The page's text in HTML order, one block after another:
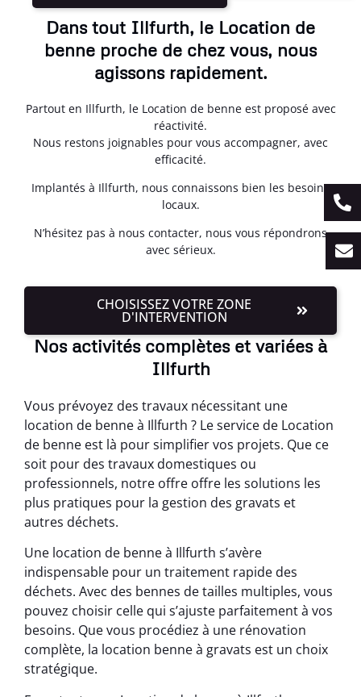
Dans tout Illfurth, le Location de
benne proche de chez vous, nous
agissons rapidement.
Partout en Illfurth, le Location de benne est proposé avec
réactivité.
Nous restons joignables pour vous accompagner, avec
efficacité.
Implantés à Illfurth, nous connaissons bien les besoins
locaux.
N’hésitez pas à nous contacter, nous vous répondrons
avec sérieux.
CHOISISSEZ VOTRE ZONE
D'INTERVENTION
Nos activités complètes et variées à
Illfurth
Vous prévoyez des travaux nécessitant une
location de benne à Illfurth ? Le service de Location
de benne est là pour simplifier vos projets. Que ce
soit pour des travaux domestiques ou
professionnels, notre offre offre les solutions les
plus pratiques pour la gestion des gravats et
autres déchets.
Une location de benne à Illfurth s’avère
indispensable pour un traitement rapide des
déchets. Avec des bennes de tailles multiples, vous
pouvez choisir celle qui s’ajuste parfaitement à vos
besoins. Que vous procédiez à une rénovation
complète, la location benne à gravats est un choix
stratégique.